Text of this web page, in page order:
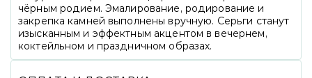
чёрным родием. Эмалирование, родирование и
закрепка камней выполнены вручную. Серьги станут
изысканным и эффектным акцентом в вечернем,
коктейльном и праздничном образах.